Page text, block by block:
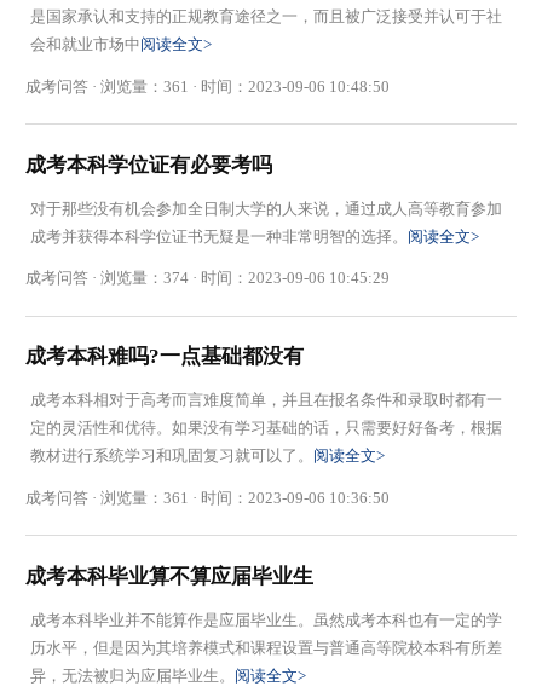
是国家承认和支持的正规教育途径之一，而且被广泛接受并认可于社
会和就业市场中阅读全文>
成考问答 · 浏览量：361 · 时间：2023-09-06 10:48:50
成考本科学位证有必要考吗
对于那些没有机会参加全日制大学的人来说，通过成人高等教育参加
成考并获得本科学位证书无疑是一种非常明智的选择。 阅读全文>
成考问答 · 浏览量：374 · 时间：2023-09-06 10:45:29
成考本科难吗?一点基础都没有
成考本科相对于高考而言难度简单，并且在报名条件和录取时都有一
定的灵活性和优待。如果没有学习基础的话，只需要好好备考，根据
教材进行系统学习和巩固复习就可以了。 阅读全文>
成考问答 · 浏览量：361 · 时间：2023-09-06 10:36:50
成考本科毕业算不算应届毕业生
成考本科毕业并不能算作是应届毕业生。虽然成考本科也有一定的学
历水平，但是因为其培养模式和课程设置与普通高等院校本科有所差
异，无法被归为应届毕业生。 阅读全文>